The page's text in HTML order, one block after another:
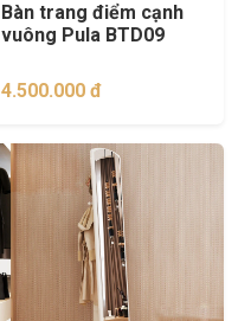
Bàn trang điểm cạnh
vuông Pula BTD09
4.500.000 đ